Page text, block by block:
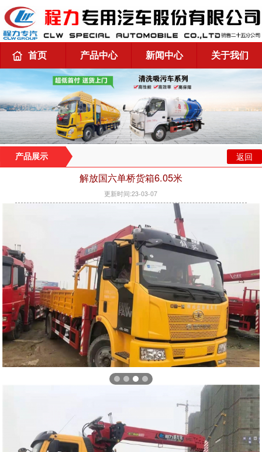
首页 产品中心 新闻中心 关于我们
产品展示 返回
解放国六单桥货箱6.05米
更新时间:23-03-07